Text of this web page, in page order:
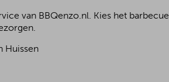
van BBQenzo.nl. Kies het barbecue